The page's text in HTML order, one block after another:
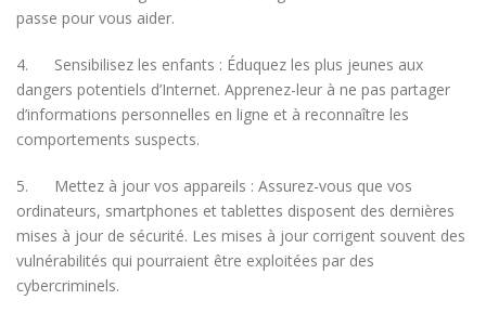
passe pour vous aider.
4. Sensibilisez les enfants : Éduquez les plus jeunes aux
dangers potentiels d’Internet. Apprenez-leur à ne pas partager
d’informations personnelles en ligne et à reconnaître les
comportements suspects.
5. Mettez à jour vos appareils : Assurez-vous que vos
ordinateurs, smartphones et tablettes disposent des dernières
mises à jour de sécurité. Les mises à jour corrigent souvent des
vulnérabilités qui pourraient être exploitées par des
cybercriminels.